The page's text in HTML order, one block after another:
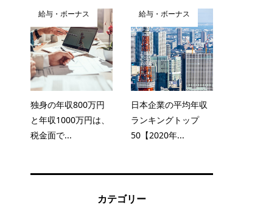
給与・ボーナス
独身の年収800万円
と年収1000万円は、
税金面で...
給与・ボーナス
日本企業の平均年収
ランキングトップ
50【2020年...
カテゴリー